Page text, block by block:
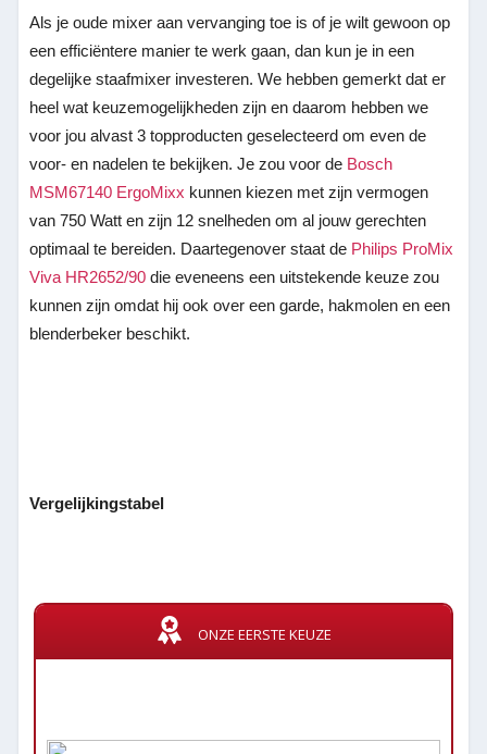
Als je oude mixer aan vervanging toe is of je wilt gewoon op
een efficiëntere manier te werk gaan, dan kun je in een
degelijke staafmixer investeren. We hebben gemerkt dat er
heel wat keuzemogelijkheden zijn en daarom hebben we
voor jou alvast 3 topproducten geselecteerd om even de
voor- en nadelen te bekijken. Je zou voor de Bosch
MSM67140 ErgoMixx kunnen kiezen met zijn vermogen
van 750 Watt en zijn 12 snelheden om al jouw gerechten
optimaal te bereiden. Daartegenover staat de Philips ProMix
Viva HR2652/90 die eveneens een uitstekende keuze zou
kunnen zijn omdat hij ook over een garde, hakmolen en een
blenderbeker beschikt.
Vergelijkingstabel
ONZE EERSTE KEUZE